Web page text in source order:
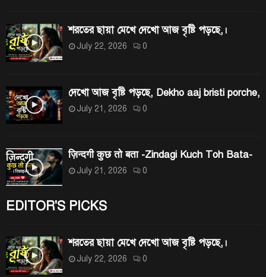
শরতের ছায়া মেখে দেখো আজ বৃষ্টি পড়ছে,।
July 22, 2026 0
দেখো আজ বৃষ্টি পড়ছে, Dekho aaj bristi porche,
July 21, 2026 0
ज़िन्दगी कुछ तो बता -Zindagi Kuch Toh Bata-
July 21, 2026 0
EDITOR'S PICKS
শরতের ছায়া মেখে দেখো আজ বৃষ্টি পড়ছে,।
July 22, 2026 0